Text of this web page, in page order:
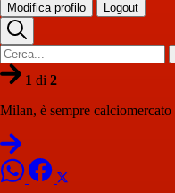
Modifica profilo Logout
1 di 2
Milan, è sempre calciomercato